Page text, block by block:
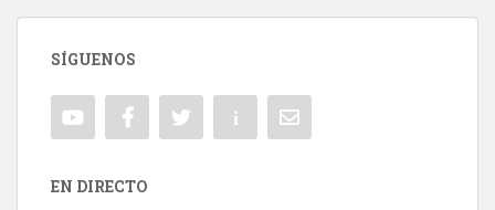
SÍGUENOS
EN DIRECTO